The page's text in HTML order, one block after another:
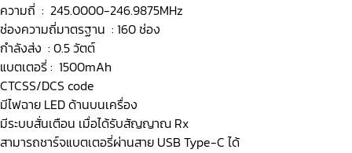
ความถี่ : 245.0000-246.9875MHz
ช่องความถี่มาตรฐาน : 160 ช่อง
กำลังส่ง : 0.5 วัตต์
แบตเตอรี่ : 1500mAh
CTCSS/DCS code
มีไฟฉาย LED ด้านบนเครื่อง
มีระบบสั่นเตือน เมื่อได้รับสัญญาณ Rx
สามารถชาร์จแบตเตอรี่ผ่านสาย USB Type-C ได้